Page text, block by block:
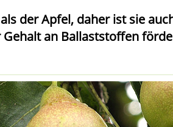
der Apfel, daher ist sie
an Ballaststoffen